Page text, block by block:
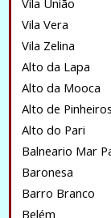
Vila União
Vila Vera
Vila Zelina
Alto da Lapa
Alto da Mooca
Alto de Pinheiros
Alto do Pari
Balneario Mar
Baronesa
Barro Branco
Belém